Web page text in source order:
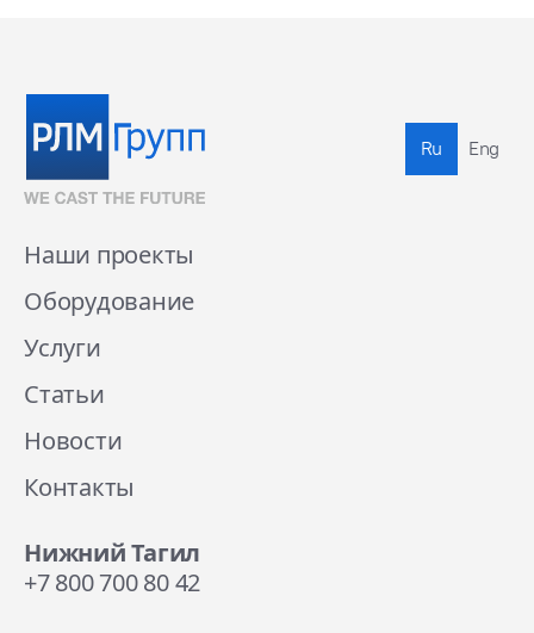
Ru Eng
Наши проекты
Оборудование
Услуги
Статьи
Новости
Контакты
Нижний Тагил
+7 800 700 80 42